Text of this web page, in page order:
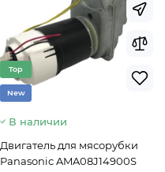
Top
New
В наличии
Двигатель для мясорубки
Panasonic AMA08J14900S